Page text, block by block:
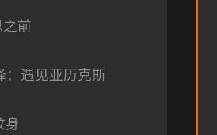
之前
：遇见亚历克斯
身